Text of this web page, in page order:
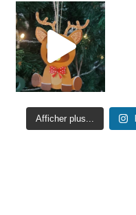
Afficher plus...